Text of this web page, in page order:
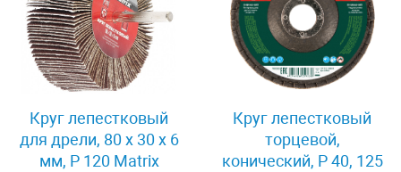
Круг лепестковый
для дрели, 80 х 30 х 6
мм, P 120 Matrix
Круг лепестковый
торцевой,
конический, Р 40, 125